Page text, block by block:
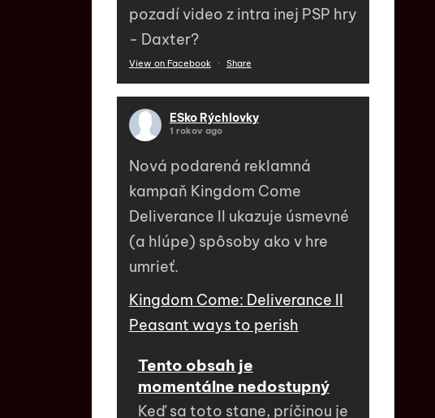
pozadí video z intra inej PSP hry
- Daxter?
View on Facebook · Share
ESko Rýchlovky
1 rokov ago
Nová podarená reklamná
kampaň Kingdom Come
Deliverance II ukazuje úsmevné
(a hlúpe) spôsoby ako v hre
umrieť.
Kingdom Come: Deliverance II
Peasant ways to perish
Tento obsah je
momentálne nedostupný
Keď sa toto stane, príčinou je